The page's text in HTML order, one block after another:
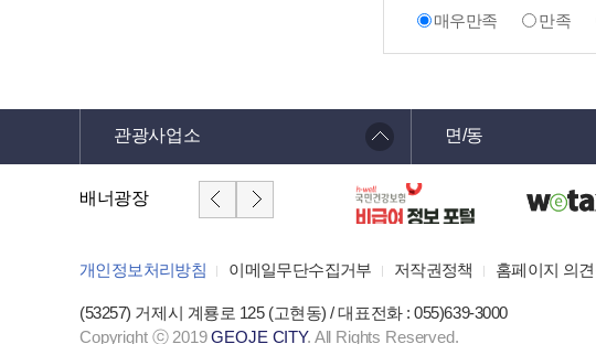
매우만족 만족
관광사업소 면/동
배너광장
개인정보처리방침 이메일무단수집거부 저작권정책 홈페이지 의
(53257) 거제시 계룡로 125 (고현동) / 대표전화 : 055)639-3000
Copyright ⓒ 2019GEOJE CITY. All Rights Reserved.